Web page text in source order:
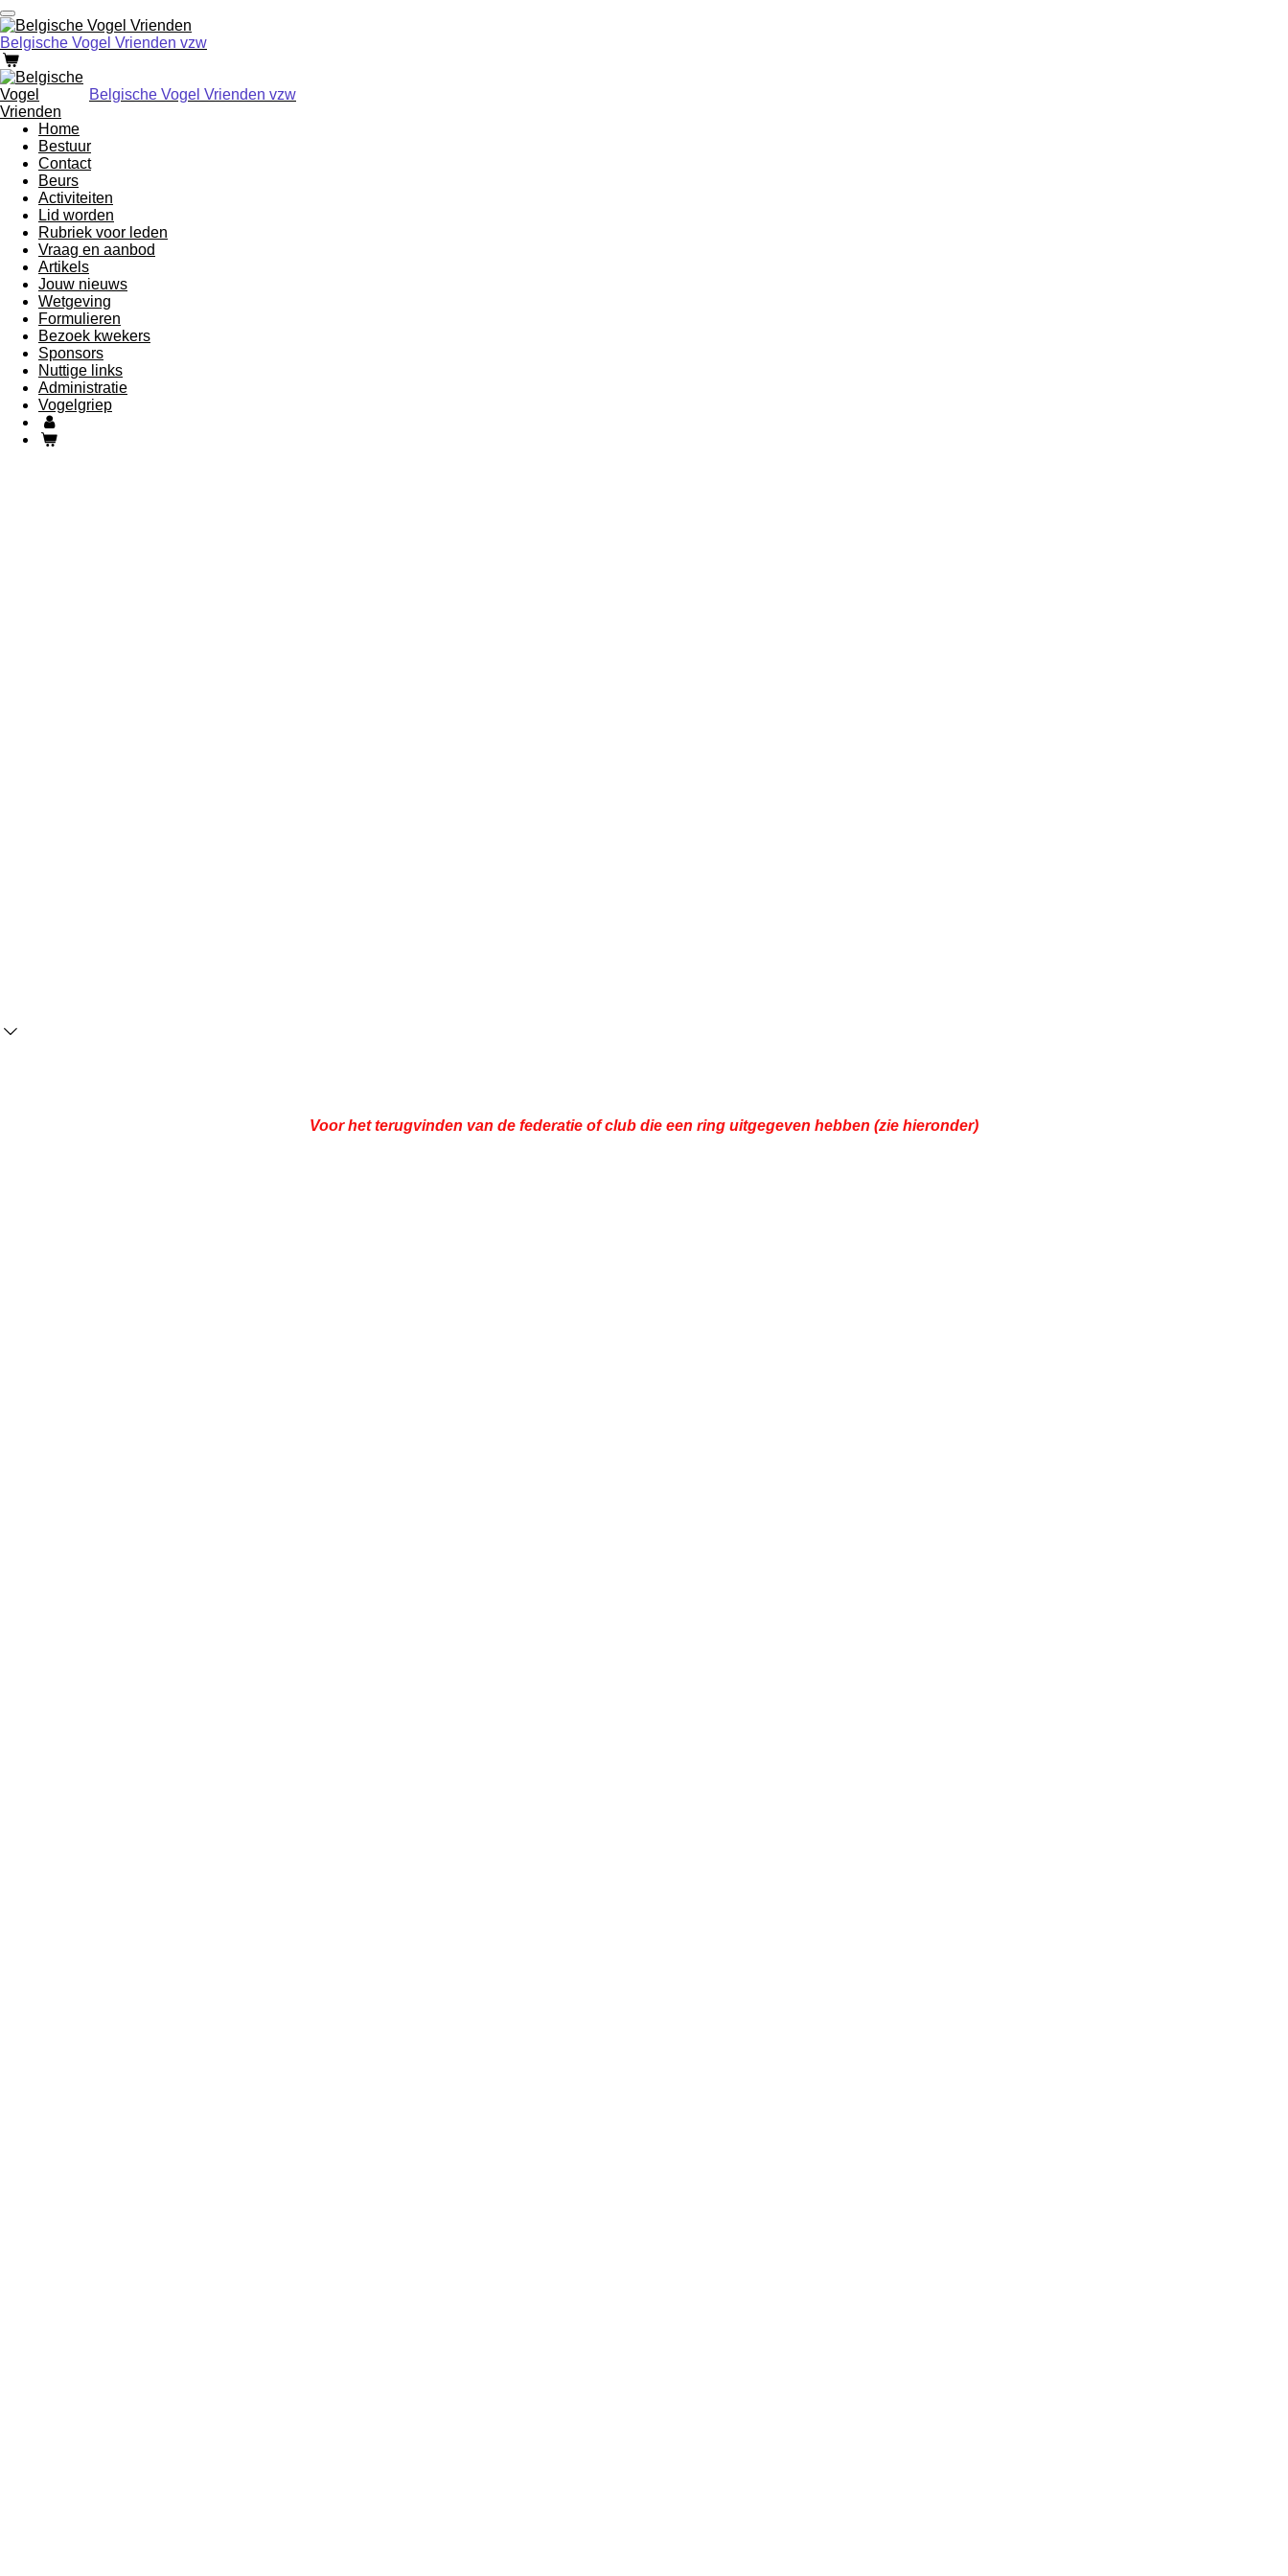
Ga
direct
naar
de
hoofdinhoud
Belgische Vogel Vrienden vzw
Belgische Vogel Vrienden vzw
Home
Bestuur
Contact
Beurs
Activiteiten
Lid worden
Rubriek voor leden
Vraag en aanbod
Artikels
Jouw nieuws
Wetgeving
Formulieren
Bezoek kwekers
Sponsors
Nuttige links
Administratie
Vogelgriep
Voor het terugvinden van de federatie of club die een ring uitgegeven hebben (zie hieronder)